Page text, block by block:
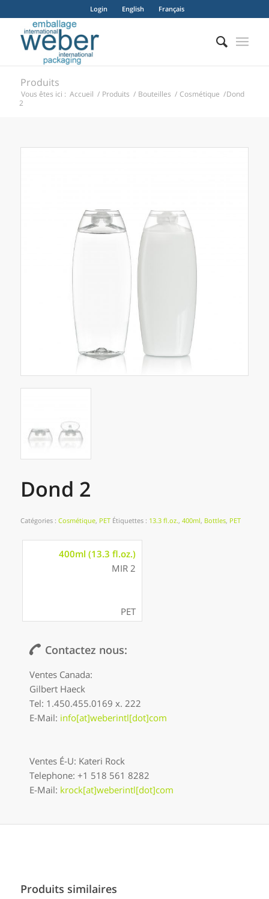
Login English Français
Produits
Vous êtes ici : Accueil / Produits / Bouteilles / Cosmétique /Dond
2
Dond 2
Catégories : Cosmétique, PET Étiquettes : 13.3 fl.oz., 400ml, Bottles, PET
400ml (13.3 fl.oz.)
MIR 2
PET
Contactez nous:
Ventes Canada:
Gilbert Haeck
Tel: 1.450.455.0169 x. 222
E-Mail: info[at]weberintl[dot]com
Ventes É-U: Kateri Rock
Telephone: +1 518 561 8282
E-Mail: krock[at]weberintl[dot]com
Produits similaires